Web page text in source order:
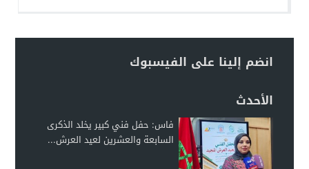
انضم إلينا على الفيسبوك
الأحدث
فاس: حفل فني كبير يخلد الذكرى
السابعة والعشرين لعيد العرش...